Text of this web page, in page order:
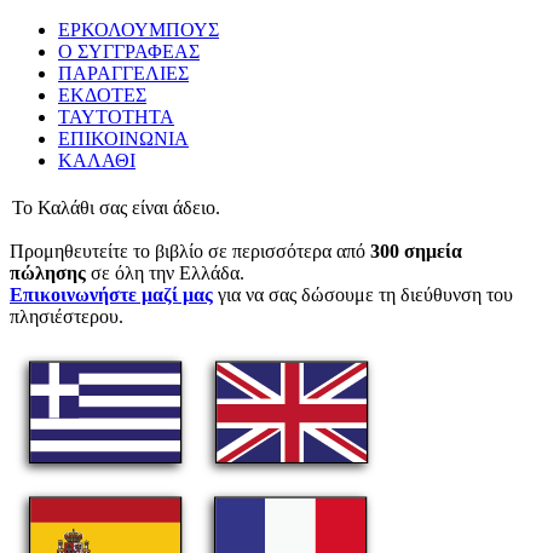
ΕΡΚΟΛΟΥΜΠΟΥΣ
Ο ΣΥΓΓΡΑΦΕΑΣ
ΠΑΡΑΓΓΕΛΙΕΣ
ΕΚΔΟΤΕΣ
ΤΑΥΤΟΤΗΤΑ
ΕΠΙΚΟΙΝΩΝΙΑ
ΚΑΛΑΘΙ
Το Καλάθι σας είναι άδειο.
Προμηθευτείτε το βιβλίο σε περισσότερα από 300 σημεία
πώλησης σε όλη την Ελλάδα.
Επικοινωνήστε μαζί μας για να σας δώσουμε τη διεύθυνση του
πλησιέστερου.